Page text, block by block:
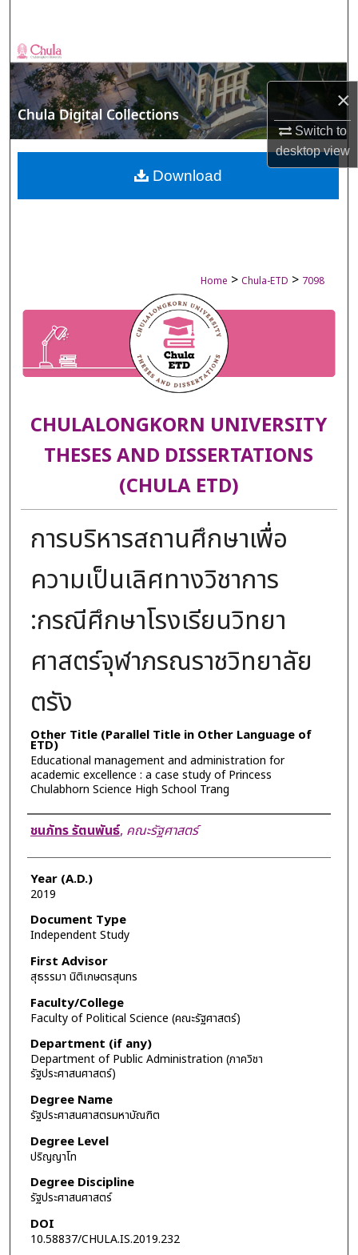
×
Switch to
desktopview
Browse Collections
My Account
About
Digital Commons Network™
Home > Chula-ETD > 7098
CHULALONGKORN UNIVERSITY
THESES AND DISSERTATIONS
(CHULA ETD)
การบริหารสถานศึกษาเพื่อ
ความเป็นเลิศทางวิชาการ
:กรณีศึกษาโรงเรียนวิทยา
ศาสตร์จุฬาภรณราชวิทยาลัย
ตรัง
Other Title (Parallel Title in Other Language of
ETD)
Educational management and administration for
academic excellence : a case study of Princess
Chulabhorn Science High School Trang
Author
ชนภัทร รัตนพันธ์, คณะรัฐศาสตร์
Year (A.D.)
2019
Document Type
Independent Study
First Advisor
สุธรรมา นิติเกษตรสุนทร
Faculty/College
Faculty of Political Science (คณะรัฐศาสตร์)
Department (if any)
Department of Public Administration (ภาควิชา
รัฐประศาสนศาสตร์)
Degree Name
รัฐประศาสนศาสตรมหาบัณฑิต
Degree Level
ปริญญาโท
Degree Discipline
รัฐประศาสนศาสตร์
DOI
10.58837/CHULA.IS.2019.232
Download